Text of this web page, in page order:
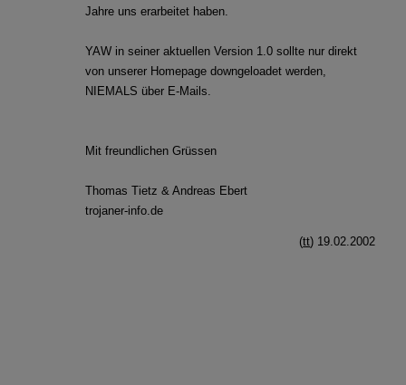
Jahre uns erarbeitet haben.
YAW in seiner aktuellen Version 1.0 sollte nur direkt
von unserer Homepage downgeloadet werden,
NIEMALS über E-Mails.
Mit freundlichen Grüssen
Thomas Tietz & Andreas Ebert
trojaner-info.de
(tt) 19.02.2002